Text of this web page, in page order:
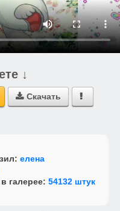
↓
 Скачать 
елена
галерее: 54132 штук